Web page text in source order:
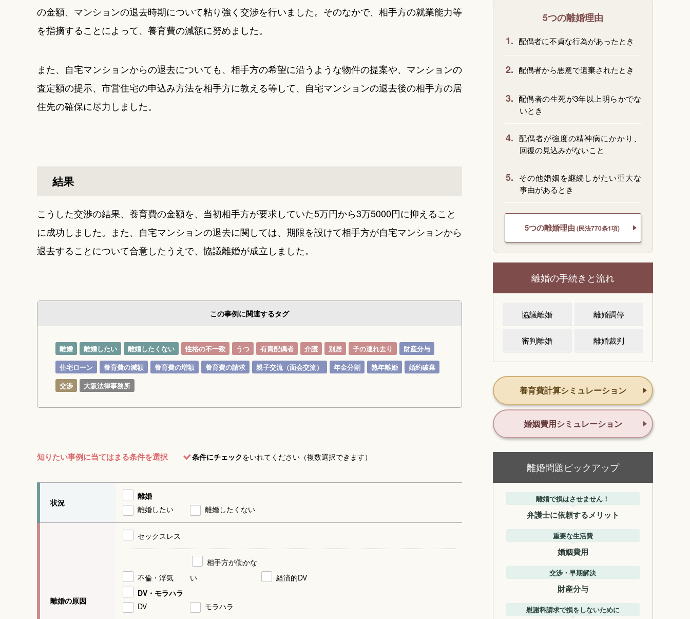
の金額、マンションの退去時期について粘り強く交渉を行いました。そのなかで、相手方の就業能力等
を指摘することによって、養育費の減額に努めました。
また、自宅マンションからの退去についても、相手方の希望に沿うような物件の提案や、マンションの
査定額の提示、市営住宅の申込み方法を相手方に教える等して、自宅マンションの退去後の相手方の居
住先の確保に尽力しました。
結果
こうした交渉の結果、養育費の金額を、当初相手方が要求していた5万円から3万5000円に抑えること
に成功しました。また、自宅マンションの退去に関しては、期限を設けて相手方が自宅マンションから
退去することについて合意したうえで、協議離婚が成立しました。
この事例に関連するタグ
離婚 離婚したい 離婚したくない 性格の不一致 うつ 有責配偶者 介護 別居 子の連れ去り
財産分与
住宅ローン
養育費の減額 養育費の増額 養育費の請求 親子交流（面会交流） 年金分割 熟年離婚
婚約破棄
交渉
大阪法律事務所
知りたい事例に当てはまる条件を選択 条件にチェックをいれてください（複数選択できます）
状況
離婚
離婚したい
離婚したくない
離婚の原因
セックスレス
不倫・浮気
相手方が働かな
い
経済的DV
DV・モラハラ
DV
モラハラ
5つの離婚理由
1. 配偶者に不貞な行為があったとき
2. 配偶者から悪意で遺棄されたとき
3. 配偶者の生死が3年以上明らかでな
いとき
4. 配偶者が強度の精神病にかかり、
回復の見込みがないこと
5.
その他婚姻を継続しがたい重大な
事由があるとき
5つの離婚理由 (民法770条1項)
離婚の手続きと流れ
協議離婚 離婚調停
審判離婚 離婚裁判
養育費計算シミュレーション
婚姻費用シミュレーション
離婚問題ピックアップ
離婚で損はさせません！
弁護士に依頼するメリット
重要な生活費
婚姻費用
交渉・早期解決
財産分与
慰謝料請求で損をしないために